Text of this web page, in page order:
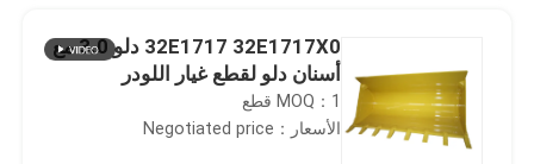
32E1717 32E1717X0 دلو 3.0 مع
أسنان دلو لقطع غيار اللودر
MOQ：1 قطع
الأسعار：Negotiated price